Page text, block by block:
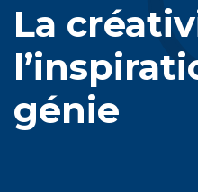
La
génie